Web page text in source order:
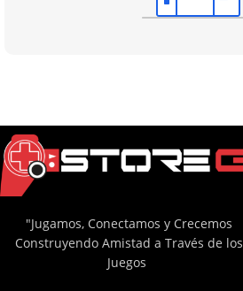
"Jugamos, Conectamos y Crecemos
Construyendo Amistad a Través de los
Juegos